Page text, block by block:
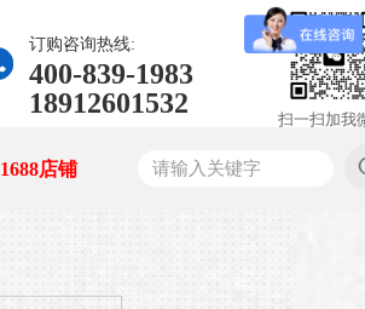
扫一扫加我
订购咨询热线:
400-839-1983
18912601532
1688店铺